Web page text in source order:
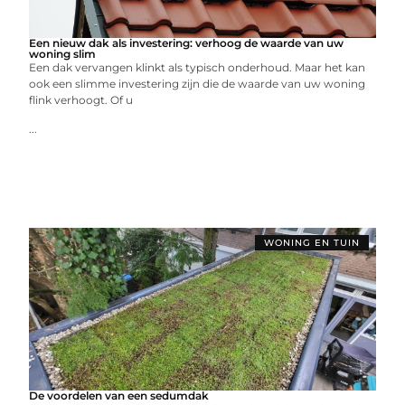
Een nieuw dak als investering: verhoog de waarde van uw
woning slim
Een dak vervangen klinkt als typisch onderhoud. Maar het kan
ook een slimme investering zijn die de waarde van uw woning
flink verhoogt. Of u
...
WONING EN TUIN
De voordelen van een sedumdak